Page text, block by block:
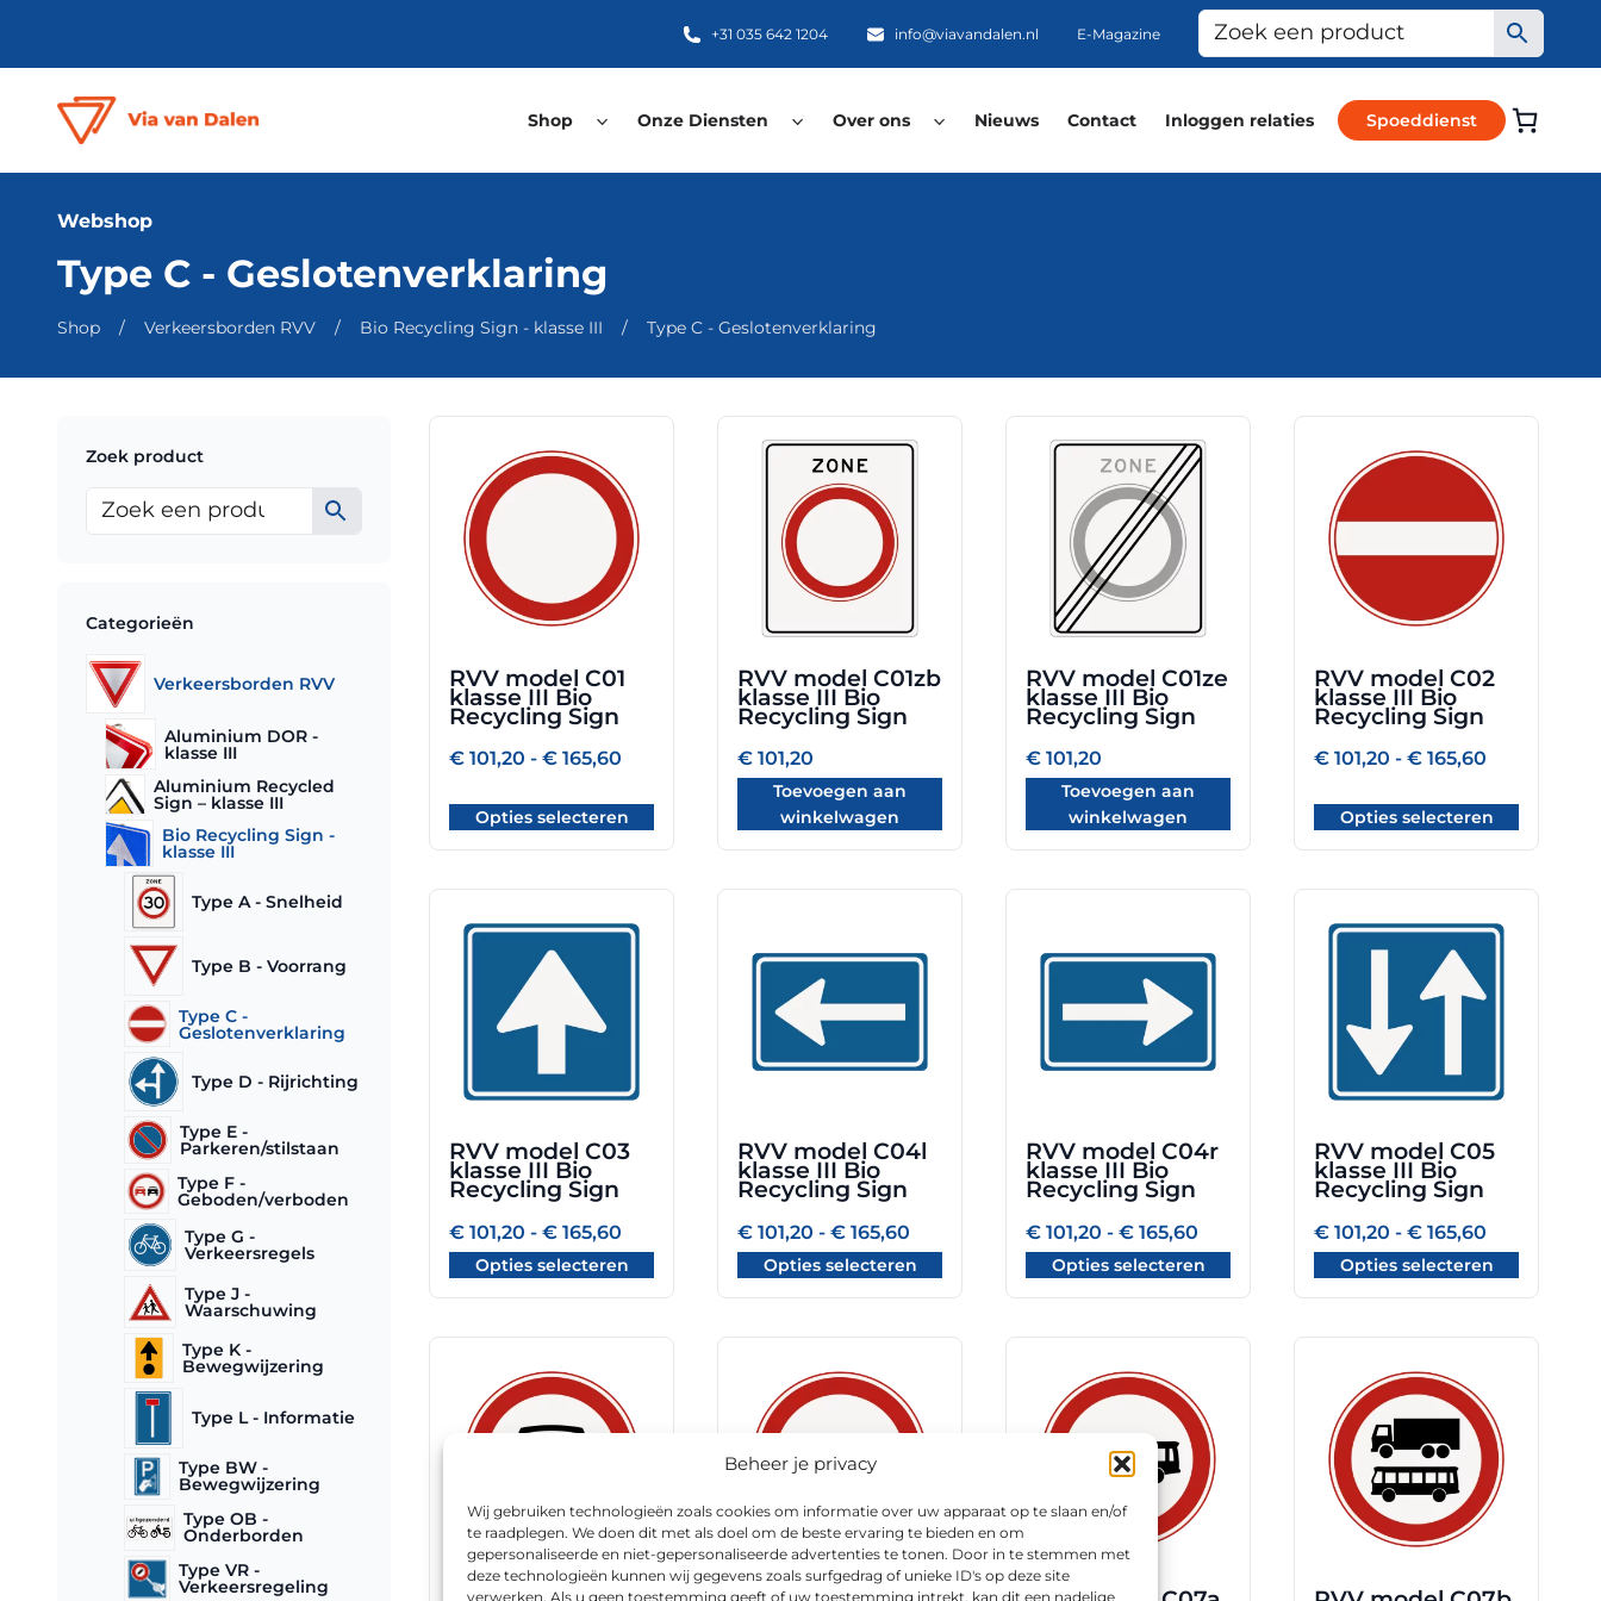
Beheer je privacy
Wij gebruiken technologieën zoals cookies om informatie over uw apparaat op te slaan en/of
te raadplegen. We doen dit met als doel om de beste ervaring te bieden en om
gepersonaliseerde en niet-gepersonaliseerde advertenties te tonen. Door in te stemmen met
deze technologieën kunnen wij gegevens zoals surfgedrag of unieke ID's op deze site
verwerken. Als u geen toestemming geeft of uw toestemming intrekt, kan dit een nadelige
+31 035 642 1204 info@viavandalen.nl E-Magazine
Shop Onze Diensten Over ons Nieuws Contact Inloggen relaties Spoeddienst
Webshop
Type C - Geslotenverklaring
Shop / Verkeersborden RVV / Bio Recycling Sign - klasse III / Type C - Geslotenverklaring
Zoek product
Categorieën
Verkeersborden RVV
Aluminium DOR -
klasse III
Aluminium Recycled
Sign – klasse III
Bio Recycling Sign -
klasse III
Type A - Snelheid
Type B - Voorrang
Type C -
Geslotenverklaring
Type D - Rijrichting
Type E -
Parkeren/stilstaan
Type F -
Geboden/verboden
Type G -
Verkeersregels
Type J -
Waarschuwing
Type K -
Bewegwijzering
Type L - Informatie
Type BW -
Bewegwijzering
Type OB -
Onderborden
Type VR -
Verkeersregeling
RVV model C01
klasse III Bio
Recycling Sign
€ 101,20 - € 165,60
€ 165,60
Opties selecteren
product
heeft
meerdere
variaties.
Deze
optie
worden
op
productpagina
RVV model C01zb
klasse III Bio
Recycling Sign
€101,20
Toevoegen aan
winkelwagen
RVV model C01ze
klasse III Bio
Recycling Sign
€101,20
Toevoegen aan
winkelwagen
RVV model C02
klasse III Bio
Recycling Sign
€101,20 - €165,60Prijsklasse:
€ 165,60
Opties selecteren
product
heeft
meerdere
variaties.
Deze
optie
worden
op
productpagina
RVV model C03
klasse III Bio
Recycling Sign
€ 101,20 - € 165,60
€ 101,20
tot
€ 165,60
Opties selecteren
Dit
meerdere
variaties.
kan
worden
op
productpagina
RVV model C04l
klasse III Bio
Recycling Sign
€101,20 - €165,60Prijsklasse:
€ 101,20
tot
€ 165,60
Opties selecteren
meerdere
variaties.
worden
op
productpagina
RVV model C04r
klasse III Bio
Recycling Sign
€101,20 - €165,60Prijsklasse:
€ 101,20
tot
€ 165,60
Opties selecteren
meerdere
variaties.
worden
op
productpagina
RVV model C05
klasse III Bio
Recycling Sign
€101,20 - €165,60Prijsklasse:
€ 101,20
tot
€ 165,60
Opties selecteren
Dit
product
variaties.
kan
worden
op
productpagina
product
heeft
optie
kan
gekozen
product
heeft
variaties.
optie
kan
gekozen
product
heeft
kan
gekozen
product
heeft
meerdere
variaties.
Deze
optie